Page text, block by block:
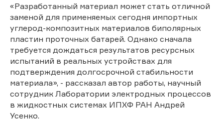
«Разработанный материал может стать отличной
заменой для применяемых сегодня импортных
углерод-композитных материалов биполярных
пластин проточных батарей. Однако сначала
требуется дождаться результатов ресурсных
испытаний в реальных устройствах для
подтверждения долгосрочной стабильности
материала», - рассказал автор работы, научный
сотрудник Лаборатории электродных процессов
в жидкостных системах ИПХФ РАН Андрей
Усенко.